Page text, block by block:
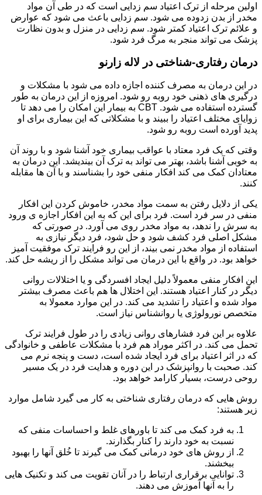
اولین مرحله از ترک اعتیاد سم زدایی است که در طی آن مواد
مخدر از بدن زدوده می شود. سم زدایی باعث می شود که عوارض
و علائم ترک اعتیاد کمتر شود. سم زدایی در منزل و بدون نظارت
پزشک می تواند منجر به مرگ فرد شود.
درمان رفتاری-شناختی در لاله زارنو
در این درمان به مصرف کننده اجازه داده می شود با مشکلات و
درگیری های ذهنی خود روبه رو شود. امروزه از این درمان به طور
گسترده استفاده می شود. CBT به بیمار این امکان را می دهد تا
زوایای مختلف اعتیاد را ببیند و با مشکلاتی که این بیماری برای او
پدید آورده است روبه رو شود.
وقتی که یک فرد معتاد با عواقب بیماری خود آشنا شود و با روند آن
به خوبی آشنا باشد، بهتر می تواند به ترک آن بیندیشد. این درمان به
معتادان کمک می کند افکار منفی خود را بشناسند و با آن ها مقابله
کنند.
یکی از دلایل رفتن به سمت مواد مخدر، خاموش کردن این افکار
منفی در سر فرد است. فرد برای این که به این افکار اجازه ی ورود
به سرش را ندهد، به مواد مخدر روی می آورد. در صورتی که
مشکل اصلی فرد کشف شود و حل شود، فرد دیگر نیازی به
استفاده از مواد مخدر نمی بیند، از این رو فرایند ترک موفقیت آمیز
خواهد بود. در واقع با این درمان می تواند مشکل را از ریشه حل کند.
این افکار منفی معمولاً دلیل ایجاد افسردگی و یا اختلالات روانی
دیگر در کنار اعتیاد هستند. این اختلال ها هم باعث مصرف بیشتر
مواد شده و اعتیاد را تشدید می کند. در این موارد معمولا به
متخصص نورولوژی یا روانشناس نیاز است.
علاوه بر این فرد فشارهای روانی زیادی را در طول فرایند ترک
تحمل می کند. در اکثر موراد هم فرد با مشکلات عاطفی و خانوادگی
که در اثر اعتیاد برای فرد ایجاد شده است، دست و پنجه نرم می
کند. صحبت با روانپزشک در این دوره و هدایت فرد در یک مسیر
روحی درست، بسیار کارامد خواهد بود.
روش هایی که درمان رفتاری شناختی به کار می گیرد شامل موارد
زیر هستند:
به فرد کمک می کند تا باورهای غلط و احساسات منفی که
نسبت به خود دارند را کنار بگذارند.
از روش های خود درمانی کمک می گیرند تا خُلق آنها را بهبود
ببخشند.
توانایی برقراری ارتباط را در آنان تقویت می کند و تکنیک هایی
را به آنها آموزش می دهند.